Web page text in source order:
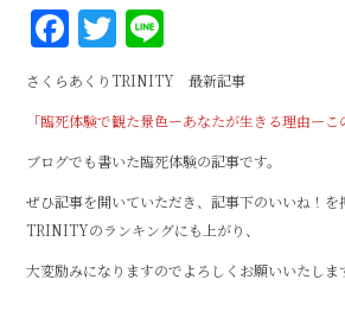
F
a
c
e
b
o
o
k
T
w
it
te
r
n
e
さくらあくりTRINITY 最新記事
「臨死体験で観た景色ーあなたが生きる理由ーこ
ブログでも書いた臨死体験の記事です。
ぜひ記事を開いていただき、記事下のいいね！を
TRINITYのランキングにも上がり、
大変励みになりますのでよろしくお願いいたしま